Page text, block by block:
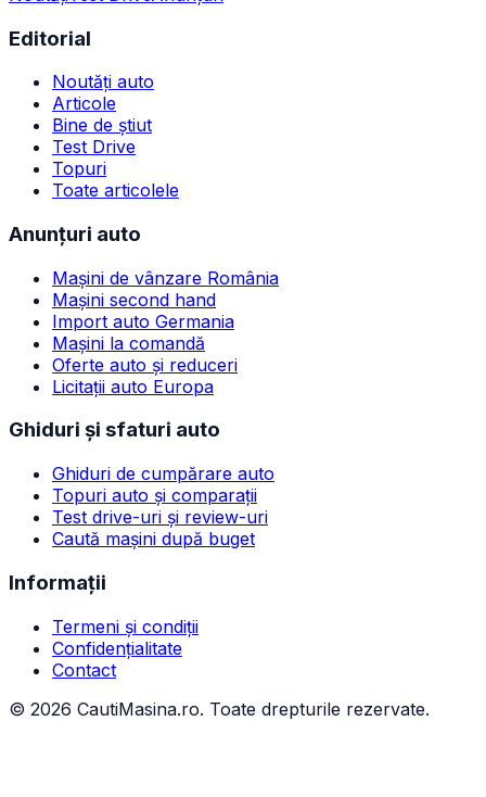
Editorial
Noutăți auto
Articole
Bine de știut
Test Drive
Topuri
Toate articolele
Anunțuri auto
Mașini de vânzare România
Mașini second hand
Import auto Germania
Mașini la comandă
Oferte auto și reduceri
Licitații auto Europa
Ghiduri și sfaturi auto
Ghiduri de cumpărare auto
Topuri auto și comparații
Test drive-uri și review-uri
Caută mașini după buget
Informații
Termeni și condiții
Confidențialitate
Contact
© 2026 CautiMasina.ro. Toate drepturile rezervate.